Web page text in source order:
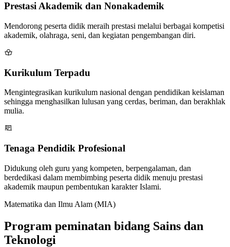
Prestasi Akademik dan Nonakademik
Mendorong peserta didik meraih prestasi melalui berbagai kompetisi
akademik, olahraga, seni, dan kegiatan pengembangan diri.
Kurikulum Terpadu
Mengintegrasikan kurikulum nasional dengan pendidikan keislaman
sehingga menghasilkan lulusan yang cerdas, beriman, dan berakhlak
mulia.
Tenaga Pendidik Profesional
Didukung oleh guru yang kompeten, berpengalaman, dan
berdedikasi dalam membimbing peserta didik menuju prestasi
akademik maupun pembentukan karakter Islami.
Matematika dan Ilmu Alam (MIA)
Program peminatan bidang Sains dan
Teknologi